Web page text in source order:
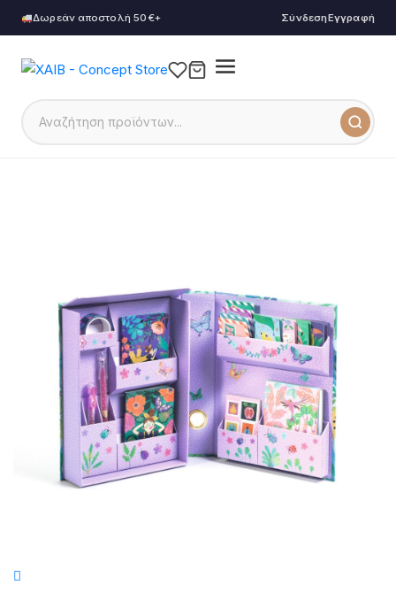
Δωρεάν αποστολή 50€+ ΣύνδεσηΕγγραφή